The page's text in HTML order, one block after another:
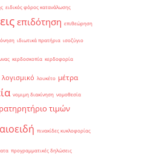
ειδικός φόρος κατανάλωσης
επιδότηση επιθεώρηση
ιδιωτικά πρατήρια ισοζύγιο
κερδοσκοπία κερδοφορία
λογισμικό λουκέτο μέτρα
νομιμη διακίνηση νομοθεσία
τιμών
πινακίδες κυκλοφορίας
προγραμματικές δηλώσεις